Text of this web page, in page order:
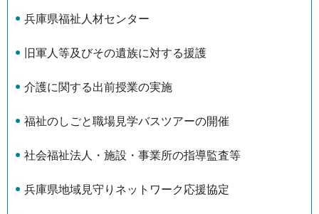
兵庫県福祉人材センター
旧軍人等及びその遺族に対する援護
介護に関する出前授業の実施
福祉のしごと職場見学バスツアーの開催
社会福祉法人・施設・事業所の指導監査等
兵庫県地域見守りネットワーク応援協定